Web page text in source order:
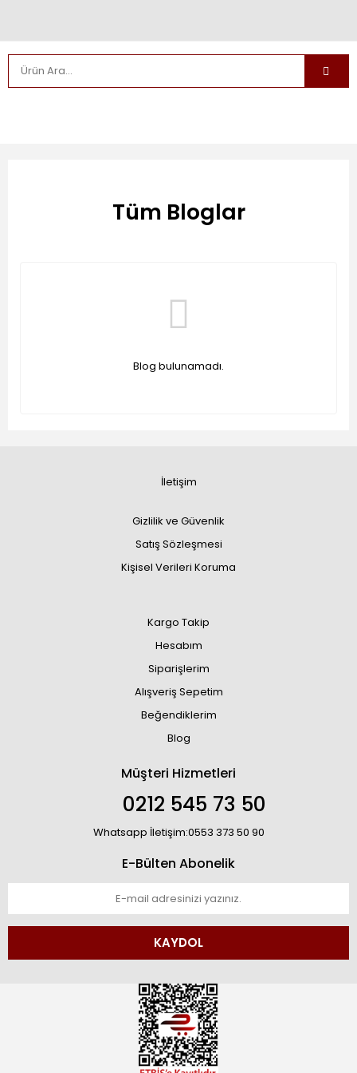
Tüm Bloglar
Blog bulunamadı.
İletişim
Gizlilik ve Güvenlik
Satış Sözleşmesi
Kişisel Verileri Koruma
Kargo Takip
Hesabım
Siparişlerim
Alışveriş Sepetim
Beğendiklerim
Blog
Müşteri Hizmetleri
0212 545 73 50
Whatsapp İletişim:0553 373 50 90
E-Bülten Abonelik
KAYDOL